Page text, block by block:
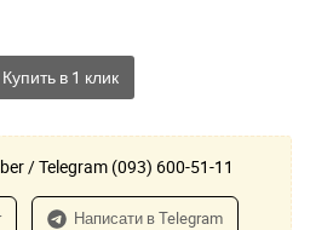
/ Telegram (093) 600-51-11
Написати в Telegram